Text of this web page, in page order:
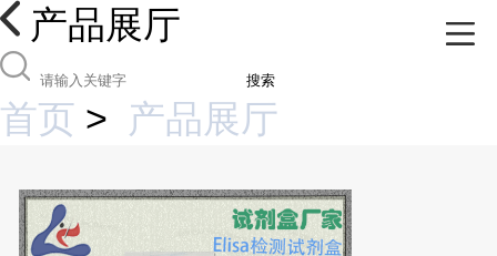
产品展厅
搜索
首页 > 产品展厅